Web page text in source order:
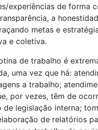
experiências de forma
a
metas e
e coletiva.
de trabalho é
uma vez que há:
a trabalho;
por vezes, têm de
de legislação interna;
de relatórios